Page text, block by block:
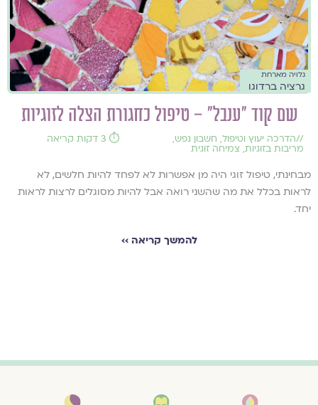
גלויה מארחת
גרציה ברדוגו
שם קוד "ענבל" – טיפול כחגורת הצלה לזוגיות
//הדרכה יעוץ וטיפול, חשבון נפש,
מריבות בזוגיות, צמיחה זוגית
⏱️ 3 דקות קריאה
מבחינתי, טיפול זוגי היה מן אפשרות לא לפחד להיות חלשים, לא
לראות בכלל את מה שהשני רואה אבל להיות מסוגלים לרצות לראות
יחד.
להמשך קריאה ››